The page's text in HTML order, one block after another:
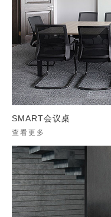
SMART会议桌
查看更多